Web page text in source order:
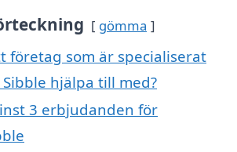
gömma
företag som är specialiserat
hjälpa till med?
3 erbjudanden för